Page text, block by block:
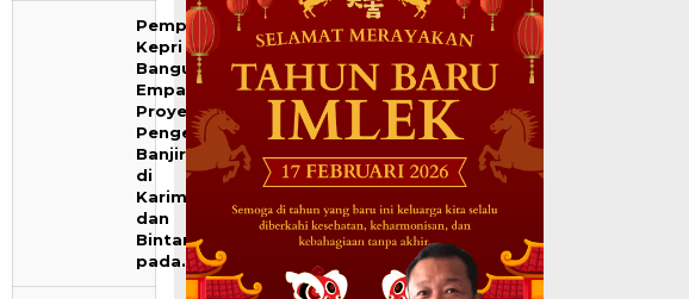
Pemprov
Kepri
Bangun
Empat
Proyek
Pengendalian
Banjir
di
Karimun
dan
Bintan
pada…